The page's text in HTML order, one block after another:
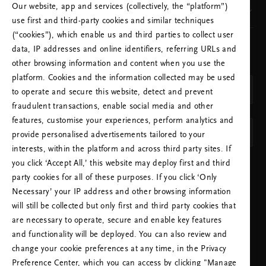
Vores brand
RING TIL KUNDESERVICE:
VÆLG LAND OG SPROG
LAND
Danmark (Denmark)
SPROG
Dansk
ANVEND INDSTILLINGER
Our website, app and services (collectively, the “platform”)
use first and third-party cookies and similar techniques
(“cookies”), which enable us and third parties to collect user
data, IP addresses and online identifiers, referring URLs and
other browsing information and content when you use the
platform. Cookies and the information collected may be used
to operate and secure this website, detect and prevent
fraudulent transactions, enable social media and other
features, customise your experiences, perform analytics and
provide personalised advertisements tailored to your
interests, within the platform and across third party sites. If
you click ‘Accept All,’ this website may deploy first and third
party cookies for all of these purposes. If you click ‘Only
Necessary’ your IP address and other browsing information
will still be collected but only first and third party cookies that
are necessary to operate, secure and enable key features
and functionality will be deployed. You can also review and
change your cookie preferences at any time, in the Privacy
Preference Center, which you can access by clicking "Manage